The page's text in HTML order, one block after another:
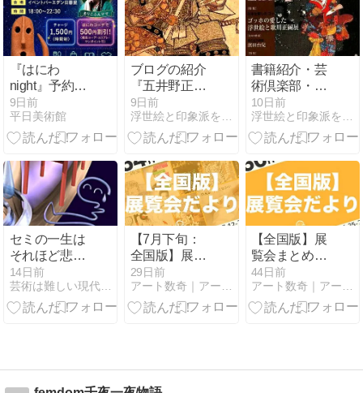
『はにわ
night』予約受
付開始！ご予
約前にご確認
ください
9日前
平日美術館
ブログの紹介
『五井野正オ
フィシャルサ
イト』 『五井
野正の正体と
造記事を書く
サーティンキ
ューの正体』
9日前
浮世絵と印象派を通して学ぶ４次元世界
書籍紹介・芸
術倶楽部・
『ゴッホが愛
した浮世絵と
歌川正国展』
ミタージュ美
術館での 永遠
の仏陀の素朴
な崇拝者の像
10日前
浮世絵と印象派を通して学ぶ４次元世界
セミの一生は
それほど悲惨
でもない【従
来の常識を調
べてみれば】
14日前
芸術は難しい現代美術はわからない抽象絵画はちょっと・謎を理解
【7月下旬：
全国版】展覧
会まとめ｜20
日間で254件
（2026年7月
29日前
アート数奇｜アートの割り切れない楽しさを見つけるブログ
【全国版】展
覧会まとめ｜
17日間で360
件（2026年6
月25日〜7月
44日前
アート数奇｜アートの割り切れない楽しさを見つけるブログ